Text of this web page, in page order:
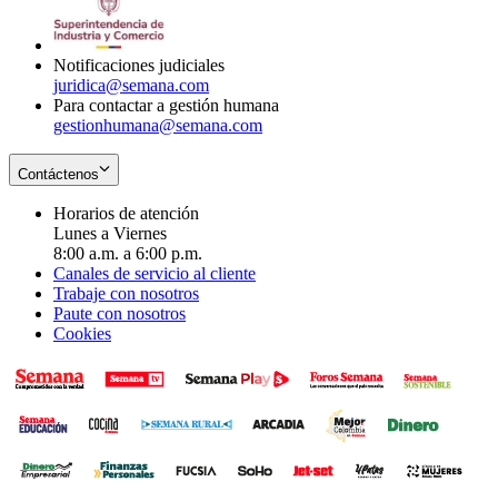
Notificaciones judiciales
juridica@semana.com
Para contactar a gestión humana
gestionhumana@semana.com
Contáctenos
Horarios de atención
Lunes a Viernes
8:00 a.m. a 6:00 p.m.
Canales de servicio al cliente
Trabaje con nosotros
Paute con nosotros
Cookies